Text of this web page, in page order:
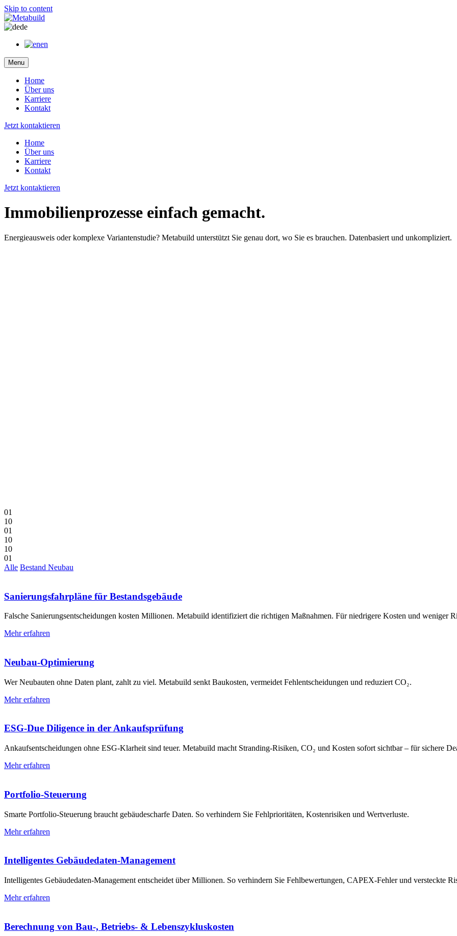
Skip to content
de
en
Menu
Home
Über uns
Karriere
Kontakt
Jetzt kontaktieren
Home
Über uns
Karriere
Kontakt
Jetzt kontaktieren
Immobilienprozesse einfach gemacht.
Energieausweis oder komplexe Variantenstudie? Metabuild unterstützt Sie genau dort, wo Sie es brauchen. Datenbasiert und unkompliziert.
01
10
01
10
10
01
Alle Bestand Neubau
Sanierungs­­fahrpläne für Bestands­­gebäude
Falsche Sanierungs­entscheidungen kosten Millionen. Metabuild identifiziert die richtigen Maßnahmen. Für niedrigere Kosten und weniger
Mehr erfahren
Neubau-Optimierung
Wer Neubauten ohne Daten plant, zahlt zu viel. Metabuild senkt Baukosten, vermeidet Fehlentscheidungen und reduziert CO₂.
Mehr erfahren
ESG-Due Diligence in der Ankaufsprüfung
Ankaufsentscheidungen ohne ESG-Klarheit sind teuer. Metabuild macht Stranding-Risiken, CO₂ und Kosten sofort sichtbar – für sichere
Mehr erfahren
Portfolio-Steuerung
Smarte Portfolio-Steuerung braucht gebäudescharfe Daten. So verhindern Sie Fehlprioritäten, Kostenrisiken und Wertverluste.
Mehr erfahren
Intelligentes Gebäudedaten-Management
Intelligentes Gebäudedaten-Management entscheidet über Millionen. So verhindern Sie Fehlbewertungen, CAPEX-Fehler und versteckte
Mehr erfahren
Berechnung von Bau-, Betriebs- & Lebens­zyklus­kosten